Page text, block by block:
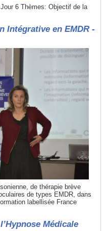
6 Thèmes: Objectif de la
Intégrative en EMDR -
de thérapie brève
de types EMDR, dans
labellisée France
Médicale